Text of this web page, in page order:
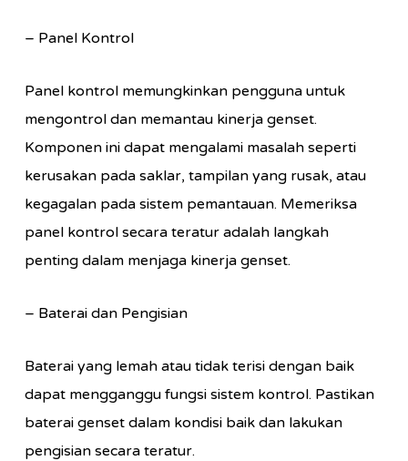
– Panel Kontrol
Panel kontrol memungkinkan pengguna untuk
mengontrol dan memantau kinerja genset.
Komponen ini dapat mengalami masalah seperti
kerusakan pada saklar, tampilan yang rusak, atau
kegagalan pada sistem pemantauan. Memeriksa
panel kontrol secara teratur adalah langkah
penting dalam menjaga kinerja genset.
– Baterai dan Pengisian
Baterai yang lemah atau tidak terisi dengan baik
dapat mengganggu fungsi sistem kontrol. Pastikan
baterai genset dalam kondisi baik dan lakukan
pengisian secara teratur.